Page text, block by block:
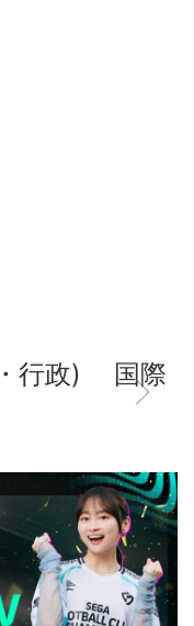
行政) 国際